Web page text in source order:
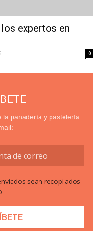
los expertos en
0
la panadería y pastelería
sean recopilados